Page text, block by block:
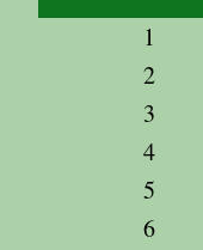
1
2
3
4
5
6